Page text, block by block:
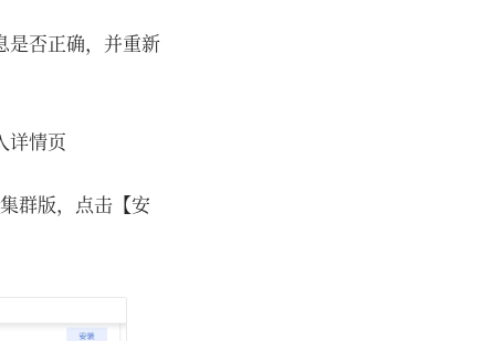
是否正确，并重新
详情页
群版，点击【安